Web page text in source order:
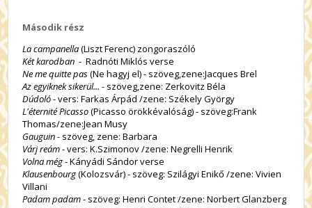
Második rész
La campanella(Liszt Ferenc) zongoraszóló
Két karodban - Radnóti Miklós verse
Ne me quitte pas(Ne hagyj el) - szöveg,zene:Jacques Brel
Az egyiknek sikerül... - szöveg,zene: Zerkovitz Béla
Dúdoló- vers: Farkas Árpád /zene: Székely György
L'éternité Picasso(Picasso örökkévalóság) - szöveg:Frank
Thomas/zene:Jean Musy
Gauguin- szöveg, zene: Barbara
Várj reám- vers: K.Szimonov /zene: Negrelli Henrik
Volna még- Kányádi Sándor verse
Klausenbourg(Kolozsvár) - szöveg: Szilágyi Enikő /zene: Vivien
Villani
Padam padam- szöveg: Henri Contet /zene: Norbert Glanzberg